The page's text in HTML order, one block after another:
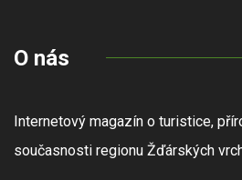
O nás
Internetový magazín o turistice,
současnosti regionu Žďárských